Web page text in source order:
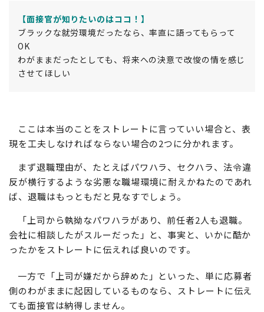
【面接官が知りたいのはココ！】
ブラックな就労環境だったなら、率直に語ってもらって
OK
わがままだったとしても、将来への決意で改悛の情を感じ
させてほしい
ここは本当のことをストレートに言っていい場合と、表
現を工夫しなければならない場合の2つに分かれます。
まず退職理由が、たとえばパワハラ、セクハラ、法令違
反が横行するような劣悪な職場環境に耐えかねたのであれ
ば、退職はもっともだと見なすでしょう。
「上司から執拗なパワハラがあり、前任者2人も退職。
会社に相談したがスルーだった」と、事実と、いかに酷か
ったかをストレートに伝えれば良いのです。
一方で「上司が嫌だから辞めた」といった、単に応募者
側のわがままに起因しているものなら、ストレートに伝え
ても面接官は納得しません。